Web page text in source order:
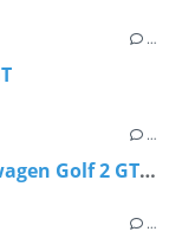
…
…
1/12 : OttOmobile dévoile une Volkswagen Golf 2 GTI 16V
…